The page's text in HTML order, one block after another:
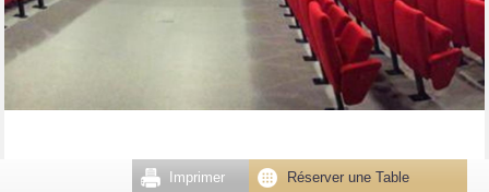
Réserver une Table
Imprimer